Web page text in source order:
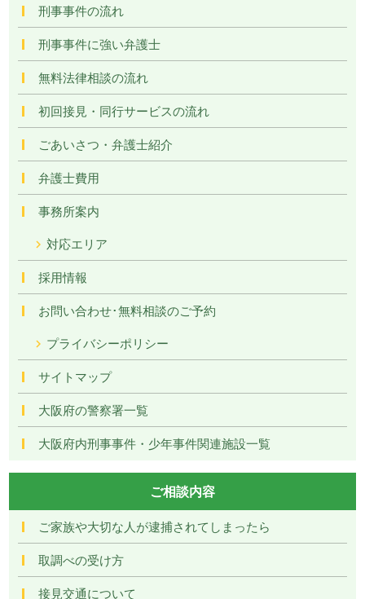
刑事事件の流れ
刑事事件に強い弁護士
無料法律相談の流れ
初回接見・同行サービスの流れ
ごあいさつ・弁護士紹介
弁護士費用
事務所案内
対応エリア
採用情報
お問い合わせ･無料相談のご予約
プライバシーポリシー
サイトマップ
大阪府の警察署一覧
大阪府内刑事事件・少年事件関連施設一覧
ご相談内容
ご家族や大切な人が逮捕されてしまったら
取調べの受け方
接見交通について